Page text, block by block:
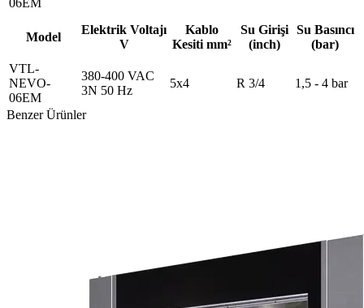
Model
Elektrik Voltajı
V
Kablo
Kesiti mm²
Su Girişi
(inch)
Su Basıncı
(bar)
VTL-
NEVO-
06EM
380-400 VAC
3N 50 Hz
5x4 R 3/4 1,5 - 4 bar
Benzer Ürünler